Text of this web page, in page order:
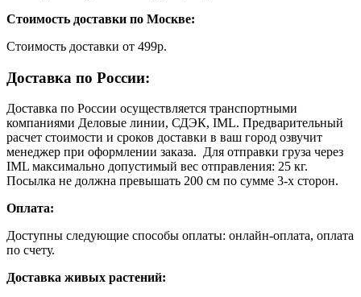
Стоимость доставки по Москве:
Cтоимость доставки от 499р.
Доставка по России:
Доставка по России осуществляется транспортными
компаниями Деловые линии, СДЭК, IML. Предварительный
расчет стоимости и сроков доставки в ваш город озвучит
менеджер при оформлении заказа. Для отправки груза через
IML максимально допустимый вес отправления: 25 кг.
Посылка не должна превышать 200 см по сумме 3-х сторон.
Оплата:
Доступны следующие способы оплаты: онлайн-оплата, оплата
по счету.
Доставка живых растений: